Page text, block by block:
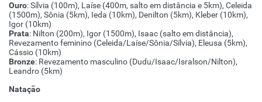
Ouro: Sílvia (100m), Laíse (400m, salto em distância e 5km), Celeida
(1500m), Sônia (5km), Ieda (10km), Denilton (5km), Kleber (10km),
Igor (10km)
Prata: Nilton (200m), Igor (1500m), Isaac (salto em distância),
Revezamento feminino (Celeida/Laíse/Sônia/Sílvia), Eleusa (5km),
Cássio (10km)
Bronze: Revezamento masculino (Dudu/Isaac/Isralson/Nilton),
Leandro (5km)
Natação